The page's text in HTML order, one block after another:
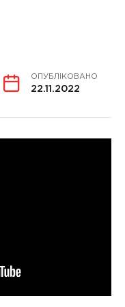
ОПУБЛІКОВАНО
22.11.2022